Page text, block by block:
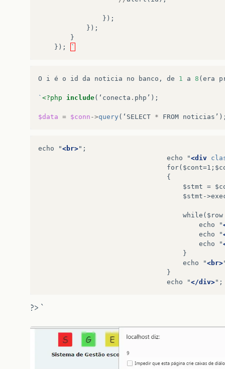
});
});
}
});
`
O i é o id da noticia no banco , de 1 a 8 ( era
` <?php include( ‘conecta . php’ );
$data = $conn ->query ( ‘SELECT * FROM noticias’
echo "<br>
echo
"<div
$stmt =
$stmt-
while($row
echo
"
echo
"
echo
"
echo
"<br>
echo
"</div>
?> `